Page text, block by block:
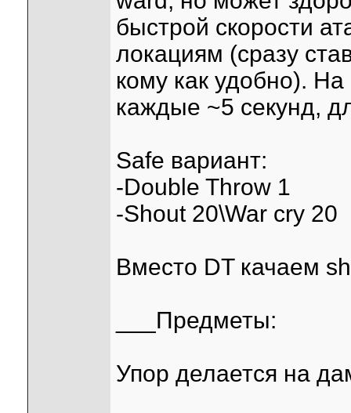
быстрой скорости
локациям (сразу
кому как удобно).
каждые ~5 секунд,
Safe вариант:
-Double Throw 1
-Shout 20\War cry 20
Вместо DT качаем
___Предметы:
Упор делается на